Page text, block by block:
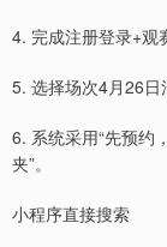
4. 完成注册登录+观
5. 选择场次4月26日
6. 系统采用“先预约
夹”。
小程序直接搜索